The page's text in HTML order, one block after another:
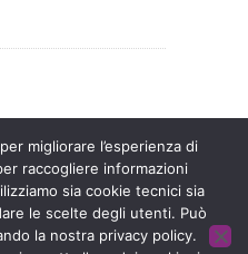
IVA 03932590403
da Archimede - A.S.I. srl
migliorare l’esperienza di
raccogliere informazioni
sia cookie tecnici sia
le scelte degli utenti. Può
la nostra privacy policy.